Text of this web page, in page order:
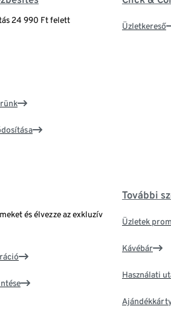
24 990 Ft felett
Üzletkereső
és élvezze az exkluzív
További
Üzletek
Kávébár
Használati